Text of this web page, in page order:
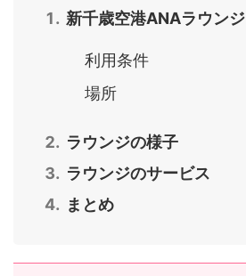
新千歳空港ANAラウンジ
利用条件
場所
ラウンジの様子
ラウンジのサービス
まとめ